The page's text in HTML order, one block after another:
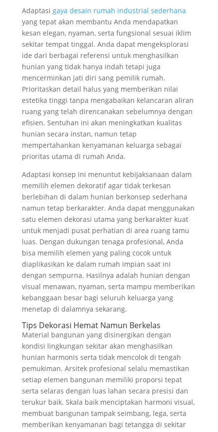
Adaptasi gaya desain rumah industrial sederhana
yang tepat akan membantu Anda mendapatkan
kesan elegan, nyaman, serta fungsional sesuai iklim
sekitar tempat tinggal. Anda dapat mengeksplorasi
ide dari berbagai referensi untuk menghasilkan
hunian yang tidak hanya indah tetapi juga
mencerminkan jati diri sang pemilik rumah.
Prioritaskan detail halus yang memberikan nilai
estetika tinggi tanpa mengabaikan kelancaran aliran
ruang yang telah direncanakan sebelumnya dengan
efisien. Sentuhan ini akan meningkatkan kualitas
hunian secara instan, namun tetap
mempertahankan kenyamanan keluarga sebagai
prioritas utama di rumah Anda.
Adaptasi konsep ini menuntut kebijaksanaan dalam
memilih elemen dekoratif agar tidak terkesan
berlebihan di dalam hunian berkonsep sederhana
namun tetap berkarakter. Anda dapat menggunakan
satu elemen dekorasi utama yang berkarakter kuat
untuk menjadi pusat perhatian di area ruang tamu
luas. Dengan dukungan tenaga profesional, Anda
bisa memilih elemen yang paling cocok untuk
diaplikasikan ke dalam rumah impian saat ini
dengan sempurna. Hasilnya adalah hunian dengan
visual menawan, nyaman, serta mampu memberikan
kebanggaan besar bagi seluruh keluarga yang
menetap di dalamnya sekarang.
Tips Dekorasi Hemat Namun Berkelas
Material bangunan yang disinergikan dengan
kondisi lingkungan sekitar akan menghasilkan
hunian harmonis serta tidak mencolok di tengah
pemukiman. Arsitek profesional selalu memastikan
setiap elemen bangunan memiliki proporsi tepat
serta selaras dengan luas lahan secara presisi dan
terukur baik. Skala baik menciptakan harmoni visual,
membuat bangunan tampak seimbang, lega, serta
memberikan kenyamanan bagi tetangga di sekitar